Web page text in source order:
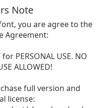
Note
you are agree to the
Agreement:
PERSONAL USE. NO
ALLOWED!
full version and
license: